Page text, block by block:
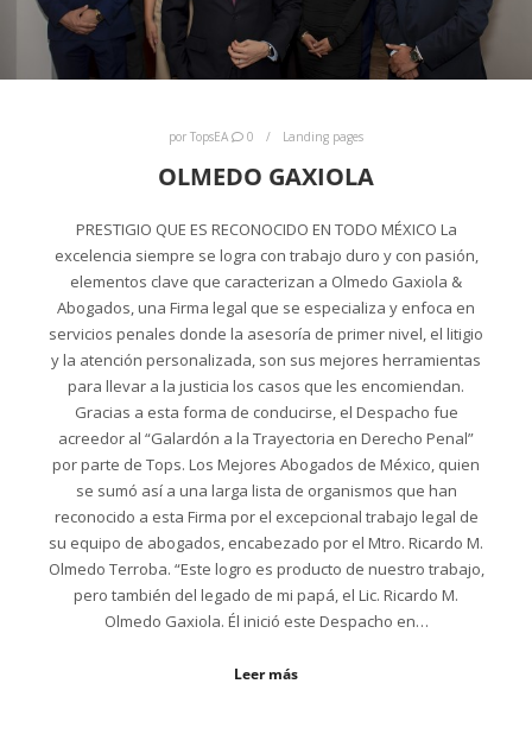
por TopsEA 0 Landing pages
OLMEDO GAXIOLA
PRESTIGIO QUE ES RECONOCIDO EN TODO MÉXICO La
excelencia siempre se logra con trabajo duro y con pasión,
elementos clave que caracterizan a Olmedo Gaxiola &
Abogados, una Firma legal que se especializa y enfoca en
servicios penales donde la asesoría de primer nivel, el litigio
y la atención personalizada, son sus mejores herramientas
para llevar a la justicia los casos que les encomiendan.
Gracias a esta forma de conducirse, el Despacho fue
acreedor al “Galardón a la Trayectoria en Derecho Penal”
por parte de Tops. Los Mejores Abogados de México, quien
se sumó así a una larga lista de organismos que han
reconocido a esta Firma por el excepcional trabajo legal de
su equipo de abogados, encabezado por el Mtro. Ricardo M.
Olmedo Terroba. “Este logro es producto de nuestro trabajo,
pero también del legado de mi papá, el Lic. Ricardo M.
Olmedo Gaxiola. Él inició este Despacho en…
Leer más